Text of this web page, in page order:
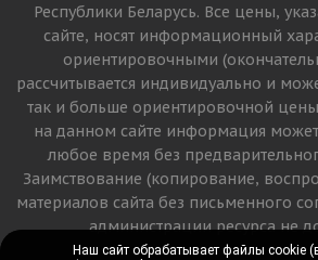
Республики Беларусь. Все цены,
сайте, носят информационный
ориентировочными
рассчитывается индивидуально и
так и больше ориентировочной
на данном сайте информация
любое время без
Заимствование (копирование,
материалов сайта без письменного
администрации ресурса не
Наш сайт обрабатывает файлы cookie
Наш сайт обрабатывает файлы cookie